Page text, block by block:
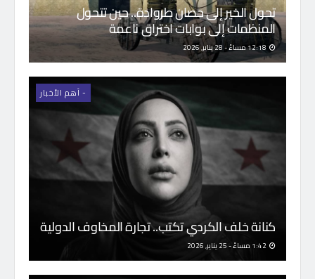
تحول الخير إلى حصان طروادة.. حين تتحول
المنظمات إلى بوابات اختراق ناعمة
- اَهم الأخبار
كنانة خلف الكردي تكتب.. تجارة المخاوف الدولية